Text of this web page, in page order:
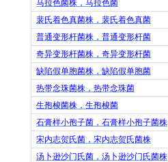
马拉色菌株，马拉色菌
裴氏着色真菌株，裴氏着色真菌
普通变形杆菌株，普通变形杆菌
奇异变形杆菌株，奇异变形杆菌
缺陷假单胞菌株，缺陷假单胞菌
热带念珠菌株，热带念珠菌
生孢梭菌株，生孢梭菌
石膏样小孢子菌，石膏样小孢子菌株
宋内志贺氏菌，宋内志贺氏菌株
汤卜逊沙门氏菌，汤卜逊沙门氏菌株